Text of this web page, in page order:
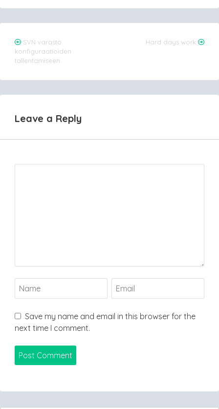
Post
navigation
SVN varasto
konfiguraatioiden
tallentamiseen
Hard days work
Leave a Reply
Save my name and email in this browser for the
next time I comment.